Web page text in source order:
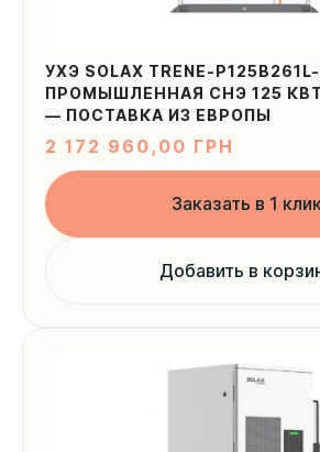
УХЭ SOLAX TRENE-
ПРОМЫШЛЕННАЯ СНЭ 125 КВТ
— ПОСТАВКА ИЗ ЕВРОПЫ
2 172 960,00 ГРН
Заказать в 1
Добавить в